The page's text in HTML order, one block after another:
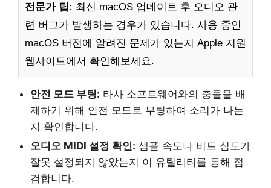
전문가 팁: 최신 macOS 업데이트 후 오디오 관
련 버그가 발생하는 경우가 있습니다. 사용 중인
macOS 버전에 알려진 문제가 있는지 Apple 지원
웹사이트에서 확인해보세요.
안전 모드 부팅: 타사 소프트웨어와의 충돌을 배
제하기 위해 안전 모드로 부팅하여 소리가 나는
지 확인합니다.
오디오 MIDI 설정 확인: 샘플 속도나 비트 심도가
잘못 설정되지 않았는지 이 유틸리티를 통해 점
검합니다.